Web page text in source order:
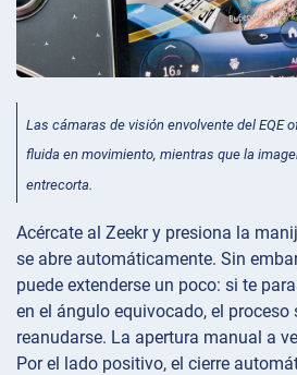
Las cámaras de visión envolvente del EQE
fluida en movimiento, mientras que la
entrecorta.
Acércate al Zeekr y presiona la
se abre automáticamente. Sin
puede extenderse un poco: si te
en el ángulo equivocado, el proceso
reanudarse. La apertura manual a
Por el lado positivo, el cierre